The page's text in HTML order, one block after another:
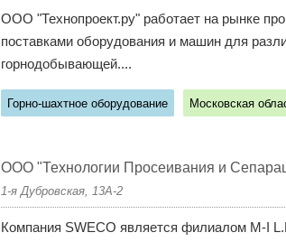
ООО "Технопроект.ру" работает на рынке
поставками оборудования и машин для
горнодобывающей....
Горно-шахтное оборудование Московская
ООО "Технологии Просеивания и
1-я Дубровская, 13А-2
Компания SWECO является филиалом M-I